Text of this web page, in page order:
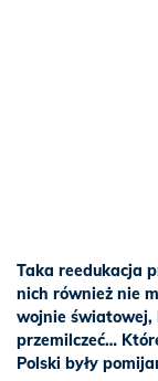
Taka reedukacja
nich również nie
wojnie światowej,
przemilczeć…
Polski były